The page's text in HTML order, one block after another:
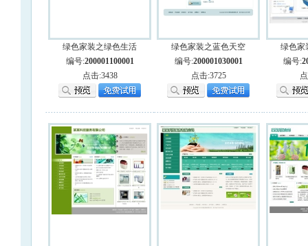
绿色家装之绿色生活
编号:200001100001
点击:3438
绿色家装之蓝色天空
编号:200001030001
点击:3725
绿色家
编号: